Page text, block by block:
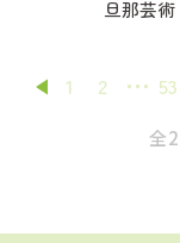
旦那芸術
1 2 53
全